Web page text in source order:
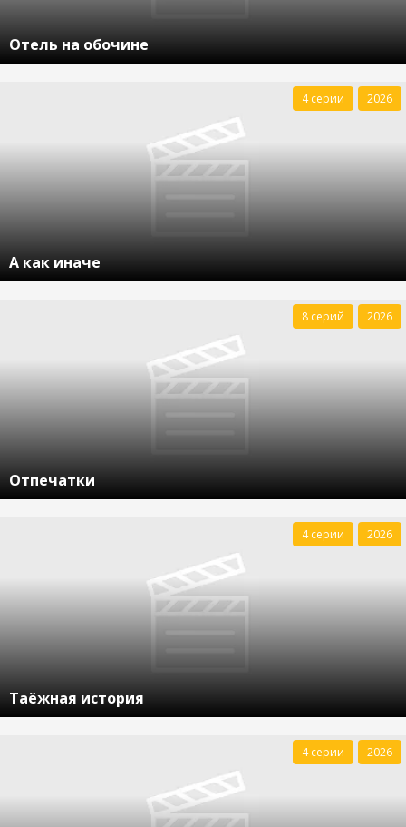
Отель на обочине
А как иначе
4 серии 2026
Отпечатки
8 серий 2026
Таёжная история
4 серии 2026
4 серии 2026